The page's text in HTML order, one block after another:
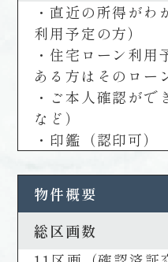
・直近の所得がわ
利用予定の方）
・住宅ローン利
ある方はそのロー
・ご本人確認がで
など）
・印鑑（認印可）
物件概要
総区画数